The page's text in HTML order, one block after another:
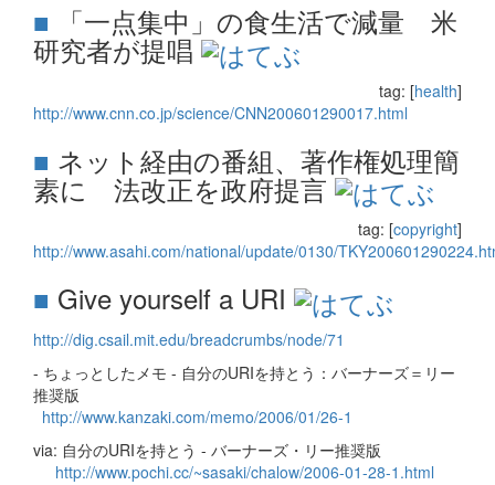
■ 「一点集中」の食生活で減量 米
研究者が提唱
tag: [health]
http://www.cnn.co.jp/science/CNN200601290017.html
■ ネット経由の番組、著作権処理簡
素に 法改正を政府提言
tag: [copyright]
http://www.asahi.com/national/update/0130/
■ Give yourself a URI
http://dig.csail.mit.edu/breadcrumbs/node/71
- ちょっとしたメモ - 自分のURIを持とう：バーナーズ＝リー
推奨版
http://www.kanzaki.com/memo/2006/01/26-1
via: 自分のURIを持とう - バーナーズ・リー推奨版
http://www.pochi.cc/~sasaki/chalow/2006-01-28-1.html